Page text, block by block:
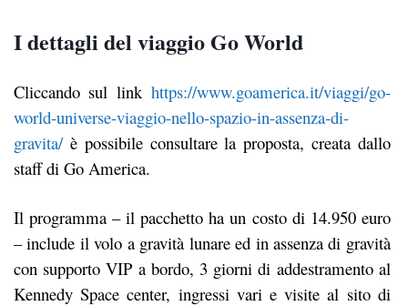
I dettagli del viaggio Go World
Cliccando sul link https://www.goamerica.it/viaggi/go-
world-universe-viaggio-nello-spazio-in-assenza-di-
gravita/ è possibile consultare la proposta, creata dallo
staff di Go America.
Il programma – il pacchetto ha un costo di 14.950 euro
– include il volo a gravità lunare ed in assenza di gravità
con supporto VIP a bordo, 3 giorni di addestramento al
Kennedy Space center, ingressi vari e visite al sito di